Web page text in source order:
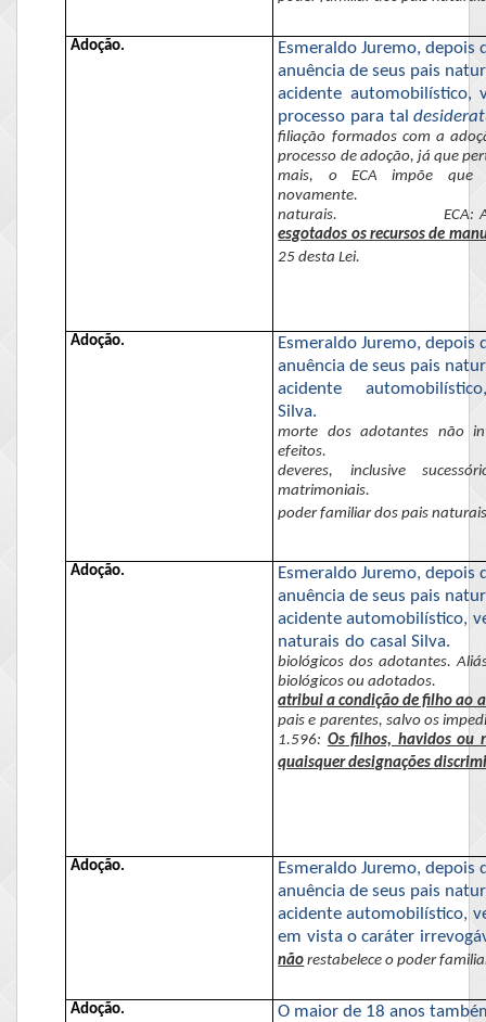
Adoção. EsmeraldoJuremo, depois
anuência de seus pais
acidente automobilístico,
processo para tal
filiação formados com a
processo de adoção, já que
mais, o ECAimpõe que
novamente.
naturais.
ECA:
esgotados os recursos de
25 desta Lei.
Adoção. EsmeraldoJuremo, depois
anuência de seus pais
acidente
Silva.
morte dos adotantes não
efeitos.
deveres, inclusive
matrimoniais.
poder familiar dos pais
Adoção. EsmeraldoJuremo, depois
anuência de seus pais
acidente automobilístico,
naturais do casal Silva.
biológicos dos adotantes.
biológicos ou adotados.
atribui a condição de filho ao
pais e parentes, salvo os
1.596: Os filhos, havidos ou
quaisquer designações
Adoção. EsmeraldoJuremo, depois
anuência de seus pais
acidente automobilístico,
em vista o caráter
não restabelece o poder
Adoção.
O maior de 18 anos